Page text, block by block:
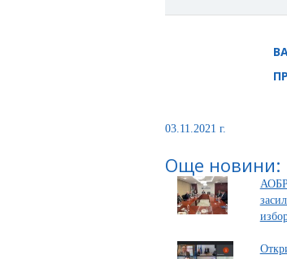
ВАСИЛ
03.11.2021 г.
Още новини:
АОБР